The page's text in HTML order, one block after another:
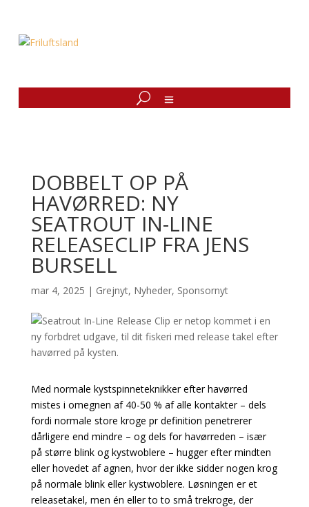
DOBBELT OP PÅ
HAVØRRED: NY
SEATROUT IN-LINE
RELEASECLIP FRA JENS
BURSELL
mar 4, 2025 | Grejnyt, Nyheder, Sponsornyt
Med normale kystspinneteknikker efter havørred
mistes i omegnen af 40-50 % af alle kontakter – dels
fordi normale store kroge pr definition penetrerer
dårligere end mindre – og dels for havørreden – især
på større blink og kystwoblere – hugger efter mindten
eller hovedet af agnen, hvor der ikke sidder nogen krog
på normale blink eller kystwoblere. Løsningen er et
releasetakel, men én eller to to små trekroge, der